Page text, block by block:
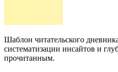
Шаблон читательского
систематизации инсайтов и
прочитанным.